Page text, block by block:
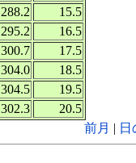
288.2
15.5
295.2
16.5
300.7
17.5
304.0
18.5
304.5
19.5
302.3
20.5
前月 |